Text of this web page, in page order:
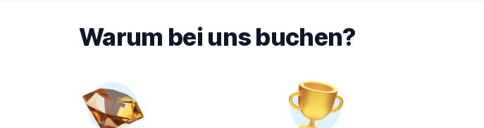
Warum bei uns buchen?